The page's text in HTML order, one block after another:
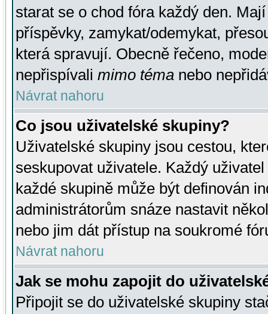
starat se o chod fóra každý den.
příspěvky, zamykat/odemykat,
která spravují. Obecně řečeno,
nepřispívali mimo téma nebo
Návrat nahoru
Co jsou uživatelské skupiny?
Uživatelské skupiny jsou cestou,
seskupovat uživatele. Každý
každé skupině může být definován
administrátorům snáze nastavit
nebo jim dát přístup na soukromé
Návrat nahoru
Jak se mohu zapojit do
Připojit se do uživatelské skupiny